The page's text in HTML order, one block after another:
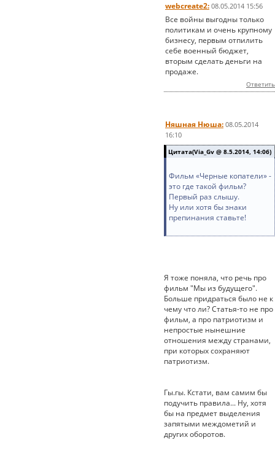
webcreate2: 08.05.2014 15:56
Все войны выгодны только
политикам и очень крупному
бизнесу, первым отпилить
себе военный бюджет,
вторым сделать деньги на
продаже.
Ответить
Няшная Нюша: 08.05.2014
16:10
Цитата(Via_Gv @ 8.5.2014, 14:06)
Фильм «Черные копатели» -
это где такой фильм?
Первый раз слышу.
Ну или хотя бы знаки
препинания ставьте!
Я тоже поняла, что речь про
фильм "Мы из будущего".
Больше придраться было не к
чему что ли? Статья-то не про
фильм, а про патриотизм и
непростые нынешние
отношения между странами,
при которых сохраняют
патриотизм.
Гы.гы. Кстати, вам самим бы
подучить правила... Ну, хотя
бы на предмет выделения
запятыми междометий и
других оборотов.